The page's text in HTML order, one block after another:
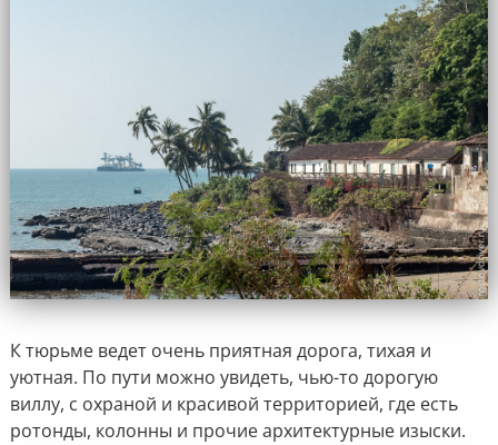
К тюрьме ведет очень приятная дорога, тихая и
уютная. По пути можно увидеть, чью-то дорогую
виллу, с охраной и красивой территорией, где есть
ротонды, колонны и прочие архитектурные изыски.